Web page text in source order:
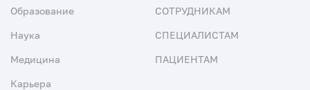
Образование
Наука
Медицина
Карьера
СОТРУДНИКАМ
СПЕЦИАЛИСТАМ
ПАЦИЕНТАМ